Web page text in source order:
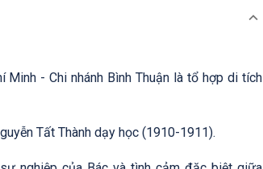
Minh - Chi nhánh Bình Thuận là tổ hợp di tích
Tất Thành dạy học (1910-1911).